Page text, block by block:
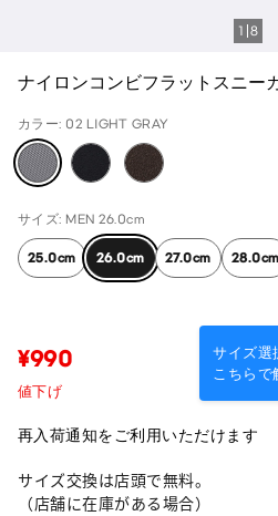
1 8
ナイロンコンビフラットスニー
カラー: 02 LIGHT GRAY
サイズ: MEN 26.0cm
25.0cm 26.0cm 27.0cm 28.0cm
サイズ選
こちらで
¥990
値下げ
再入荷通知をご利用いただけます
サイズ交換は店頭で無料。
（店舗に在庫がある場合）